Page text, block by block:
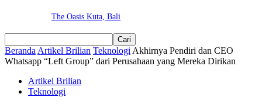
The Oasis Kuta, Bali
Beranda Artikel Brilian Teknologi Akhirnya Pendiri dan CEO
Whatsapp “Left Group” dari Perusahaan yang Mereka Dirikan
Artikel Brilian
Teknologi